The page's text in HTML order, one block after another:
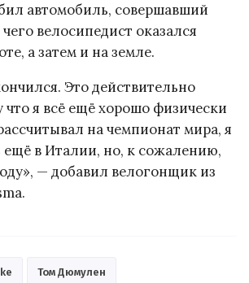
автомобиль, совершавший
велосипедист оказался
а затем и на земле.
Это действительно
я всё ещё хорошо физически
на чемпионат мира, я
ещё в Италии, но, к сожалению,
— добавил велогонщик из
Том Дюмулен